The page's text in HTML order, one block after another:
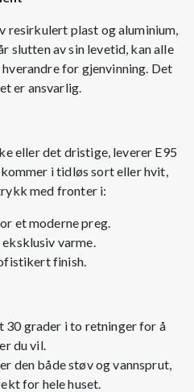
resirkulert plast og aluminium,
slutten av sin levetid, kan alle
for gjenvinning. Det
er ansvarlig.
eller det dristige, leverer E95
i tidløs sort eller hvit,
med fronter i:
et moderne preg.
varme.
finish.
grader i to retninger for å
du vil.
den både støv og vannsprut,
for hele huset.